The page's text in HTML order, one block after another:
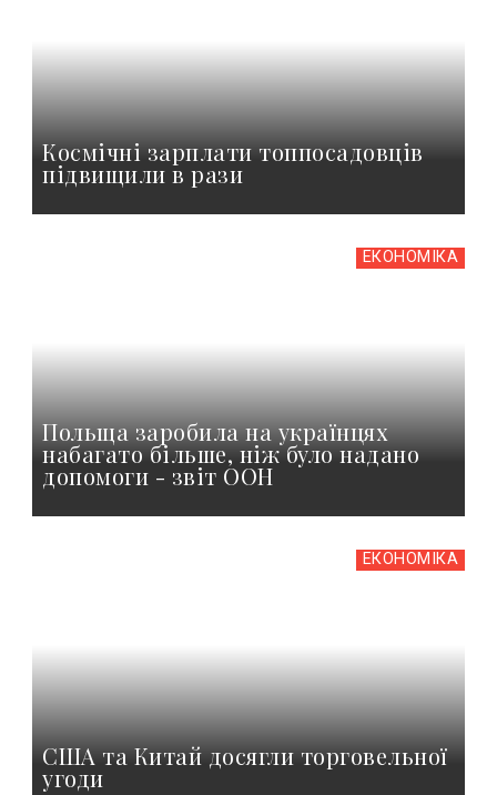
Космічні зарплати топпосадовців
підвищили в рази
ЕКОНОМІКА
Польща заробила на українцях
набагато більше, ніж було надано
допомоги - звіт ООН
ЕКОНОМІКА
США та Китай досягли торговельної
угоди